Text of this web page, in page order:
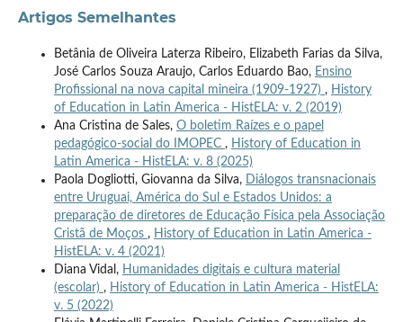
Artigos Semelhantes
Betânia de Oliveira Laterza Ribeiro, Elizabeth Farias da Silva,
José Carlos Souza Araujo, Carlos Eduardo Bao, Ensino
Profissional na nova capital mineira (1909-1927) , History
of Education in Latin America - HistELA: v. 2 (2019)
Ana Cristina de Sales, O boletim Raízes e o papel
pedagógico-social do IMOPEC , History of Education in
Latin America - HistELA: v. 8 (2025)
Paola Dogliotti, Giovanna da Silva, Diálogos transnacionais
entre Uruguai, América do Sul e Estados Unidos: a
preparação de diretores de Educação Física pela Associação
Cristã de Moços , History of Education in Latin America -
HistELA: v. 4 (2021)
Diana Vidal, Humanidades digitais e cultura material
(escolar) , History of Education in Latin America - HistELA:
v. 5 (2022)